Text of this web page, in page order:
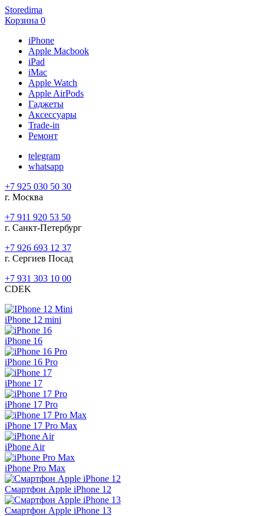
Storedima
Корзина 0
iPhone
Apple Macbook
iPad
iMac
Apple Watch
Apple AirPods
Гаджеты
Аксессуары
Trade-in
Ремонт
telegram
whatsapp
+7 925 030 50 30
г. Москва
+7 911 920 53 50
г. Санкт-Петербург
+7 926 693 12 37
г. Сергиев Посад
+7 931 303 10 00
CDEK
iPhone 12 mini
iPhone 16
iPhone 16 Pro
iPhone 17
iPhone 17 Pro
iPhone 17 Pro Max
iPhone Air
iPhone Pro Max
Смартфон Apple iPhone 12
Смартфон Apple iPhone 13